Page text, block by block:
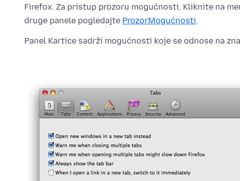
Firefox. Za pristup prozoru mogućnosti, Kliknite na
druge panele pogledajte ProzorMogućnosti.
Panel Kartice sadrži mogućnosti koje se odnose na